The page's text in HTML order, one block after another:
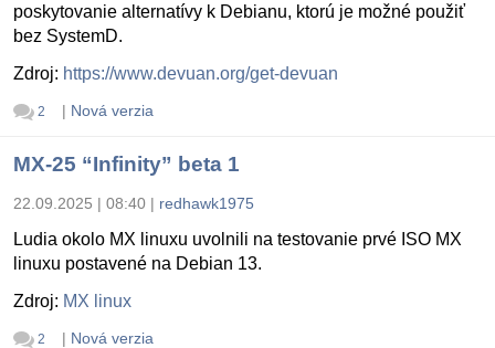
poskytovanie alternatívy k Debianu, ktorú je možné použiť
bez SystemD.
Zdroj: https://www.devuan.org/get-devuan
2 | Nová verzia
MX-25 “Infinity” beta 1
22.09.2025 | 08:40 | redhawk1975
Ludia okolo MX linuxu uvolnili na testovanie prvé ISO MX
linuxu postavené na Debian 13.
Zdroj: MX linux
2 | Nová verzia